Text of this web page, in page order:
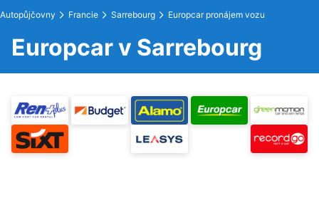
Autopůjčovny Francie Sarrebourg Europcar pronájem vozu
Europcar v Sarrebourg